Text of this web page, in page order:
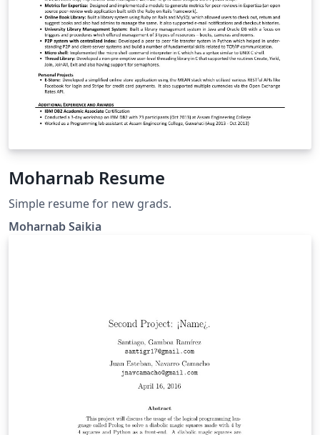
Moharnab Resume
Simple resume for new grads.
Moharnab Saikia